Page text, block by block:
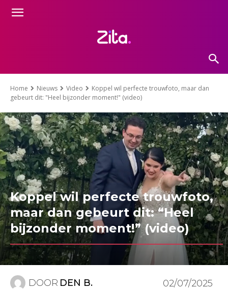
Home Nieuws Video
Koppel wil perfecte trouwfoto, maar dan
gebeurt dit: "Heel bijzonder moment!" (video)
Koppel wil perfecte trouwfoto,
maar dan gebeurt dit: “Heel
bijzonder moment!” (video)
DOOR DEN B. 02/07/2025